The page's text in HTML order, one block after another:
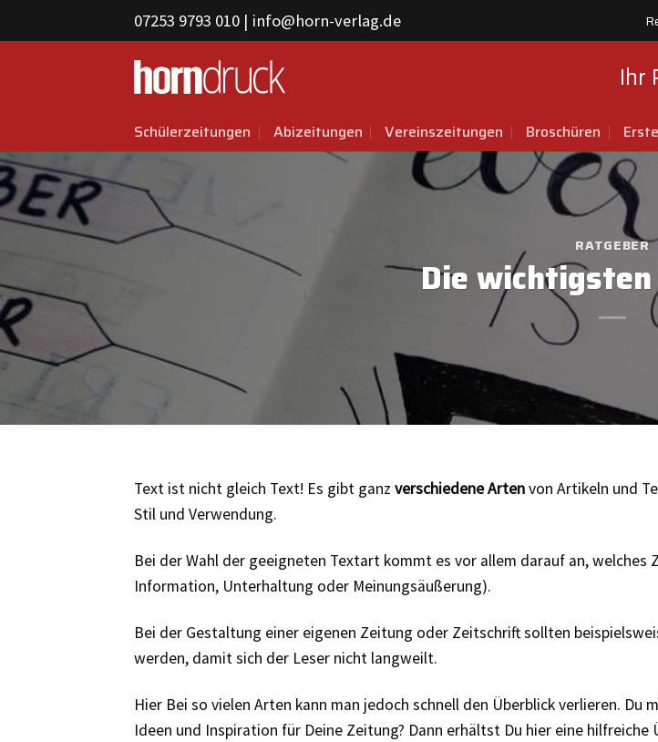
to
07253 9793 010 | info@horn-verlag.de
Ihr
Schülerzeitungen Abizeitungen Vereinszeitungen Broschüren
RATGEBER
Die
Text ist nicht gleich Text! Es gibt ganz verschiedene Artenvon Artikeln und
Stil und Verwendung.
Bei der Wahl der geeigneten Textart kommt es vor allem darauf an,
Information, Unterhaltung oder Meinungsäußerung).
Bei der Gestaltung einer eigenen Zeitung oder Zeitschrift sollten
werden, damit sich der Leser nicht langweilt.
Hier Bei so vielen Arten kann man jedoch schnell den Überblick verlieren.
Ideen und Inspiration für Deine Zeitung? Dann erhältst Du hier eine hilfreiche